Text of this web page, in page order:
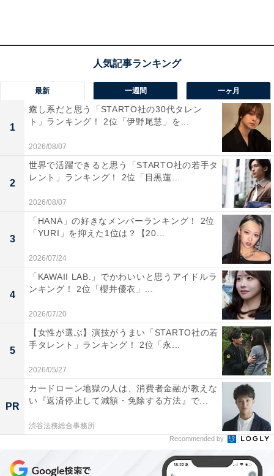
同率第2位：萩原健一／『利家とまつ ～加賀百万
石物語～』
同率で2位にランクインしたのは、2002年に放送された
『利家とまつ ～加賀百万石物語～』で明智光秀役を演じ
た萩原健一さん。加賀百万石を築いた主人公・前田利家
を唐沢寿明さん、妻のまつを松嶋菜々子さんが演じまし
た。
回答者からは、「ひょうひょうとした話し方の明智光秀
は印象的です。ひょうひょうさに怖さを感じます（59歳
男性）」「かなりしぶかった（59歳男性）」「全てが完
最新 一週間 一ヶ月
1
癒し系だと思う「STARTO社の30代タレン
ト」ランキング！ 2位「伊野尾慧」を...
2026/08/07
2
世界で活躍できると思う「STARTO社の若手タ
レント」ランキング！ 2位「目黒蓮...
2026/08/07
3
「HANA」の好きなメンバーランキング！ 2位
「YURI」を抑えた1位は？【20...
2026/07/24
4
「KAWAII LAB.」でかわいいと思うアイドルラ
ンキング！ 2位「櫻井優衣」...
2026/07/20
5
【女性が選ぶ】演技がうまい「STARTO社の若
手タレント」ランキング！ 2位「永...
2026/05/27
PR
カードローン地獄の人は、消費者金融が教えな
い『返済停止して減額・免除する方法』で...
渋谷法務総合事務所
Recommended by